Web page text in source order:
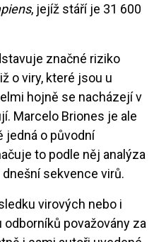
, jejíž stáří je 31 600
značné riziko
o viry, které jsou u
hojně se nacházejí v
Marcelo Briones je ale
jedná o původní
to podle něj analýza
sekvence virů.
virových nebo i
považovány za